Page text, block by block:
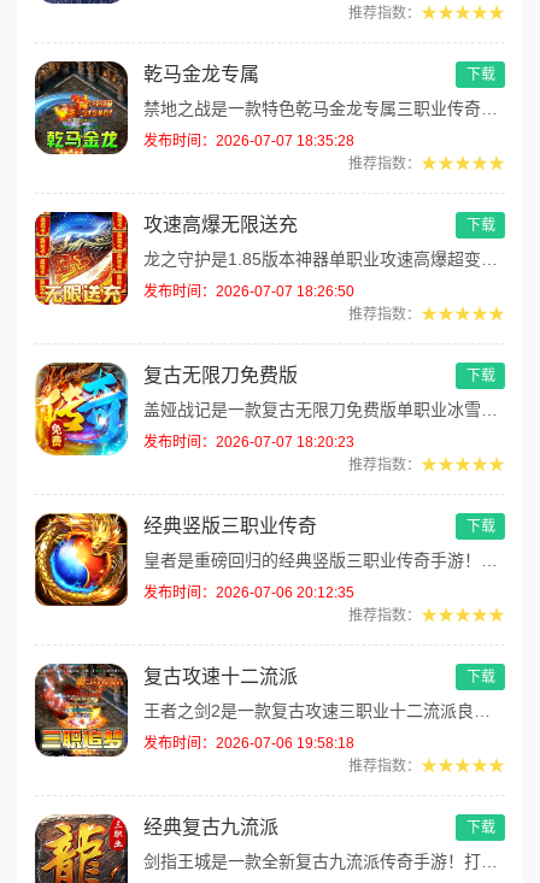
推荐指数： ★★★★★
乾马金龙专属
发布时间：2026-07-07 18:35:28
推荐指数： ★★★★★
下载
攻速高爆无限送充
发布时间：2026-07-07 18:26:50
推荐指数： ★★★★★
下载
复古无限刀免费版
发布时间：2026-07-07 18:20:23
推荐指数： ★★★★★
下载
经典竖版三职业传奇
发布时间：2026-07-06 20:12:35
推荐指数： ★★★★★
下载
复古攻速十二流派
发布时间：2026-07-06 19:58:18
推荐指数： ★★★★★
下载
经典复古九流派 下载